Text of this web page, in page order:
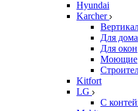
Hyundai
Karcher
Для дома
Для окон
Моющие
Kitfort
LG
С